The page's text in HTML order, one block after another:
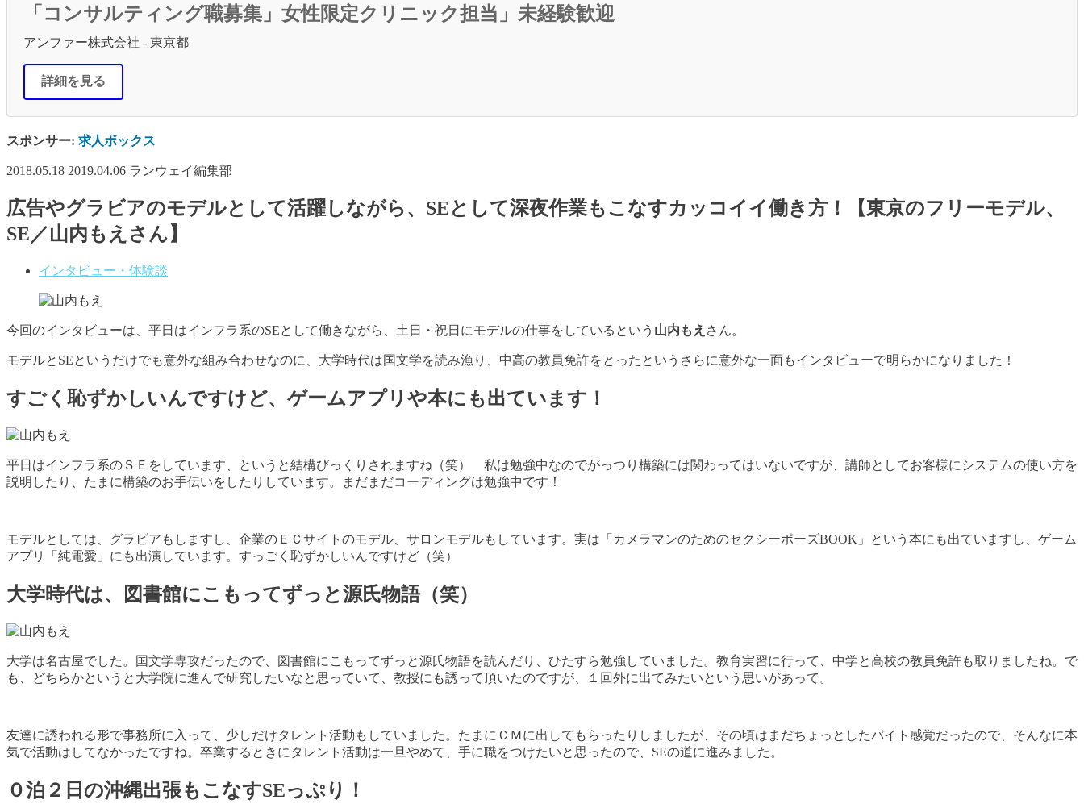
「コンサルティング職募集」女性限定クリニック担当」未経験歓迎
アンファー株式会社 - 東京都
詳細を見る
スポンサー: 求人ボックス
2018.05.18 2019.04.06 ランウェイ編集部
広告やグラビアのモデルとして活躍しながら、SEとして深夜作業もこなすカッコイイ働き方！【東京のフリーモデル、
SE／山内もえさん】
インタビュー・体験談
今回のインタビューは、平日はインフラ系のSEとして働きながら、土日・祝日にモデルの仕事をしているという 山内もえ さん。
モデルとSEというだけでも意外な組み合わせなのに、大学時代は国文学を読み漁り、中高の教員免許をとったというさらに意外な一面もインタビューで明らかになりました！
すごく恥ずかしいんですけど、ゲームアプリや本にも出ています！
平日はインフラ系のＳＥをしています、というと結構びっくりされますね（笑） 私は勉強中なのでがっつり構築には関わってはいないですが、講師としてお客様にシステムの使い方を
説明したり、たまに構築のお手伝いをしたりしています。まだまだコーディングは勉強中です！
モデルとしては、グラビアもしますし、企業のＥＣサイトのモデル、サロンモデルもしています。実は「カメラマンのためのセクシーポーズBOOK」という本にも出ていますし、ゲーム
アプリ「純電愛」にも出演しています。すっごく恥ずかしいんですけど（笑）
大学時代は、図書館にこもってずっと源氏物語（笑）
大学は名古屋でした。国文学専攻だったので、図書館にこもってずっと源氏物語を読んだり、ひたすら勉強していました。教育実習に行って、中学と高校の教員免許も取りましたね。で
も、どちらかというと大学院に進んで研究したいなと思っていて、教授にも誘って頂いたのですが、１回外に出てみたいという思いがあって。
友達に誘われる形で事務所に入って、少しだけタレント活動もしていました。たまにＣＭに出してもらったりしましたが、その頃はまだちょっとしたバイト感覚だったので、そんなに本
気で活動はしてなかったですね。卒業するときにタレント活動は一旦やめて、手に職をつけたいと思ったので、SEの道に進みました。
０泊２日の沖縄出張もこなすSEっぷり！